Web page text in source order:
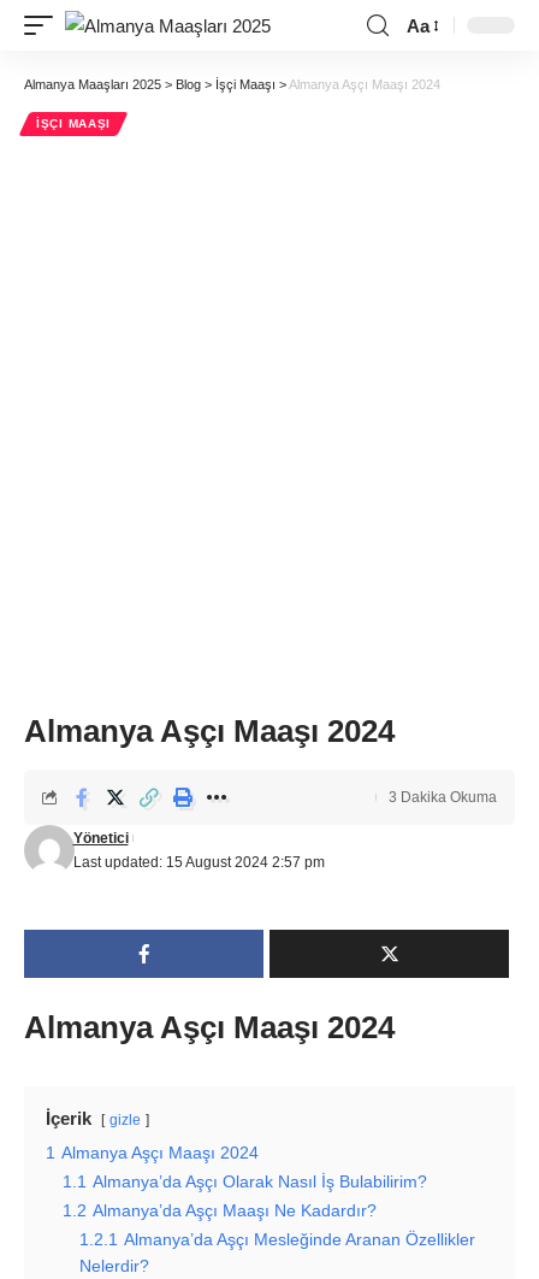
Aa
Almanya Maaşları 2025 > Blog > İşçi Maaşı >Almanya Aşçı Maaşı 2024
İŞÇI MAAŞI
Almanya Aşçı Maaşı 2024
Last updated: 15 August 2024 2:57 pm
Yönetici
3 Dakika Okuma
Almanya Aşçı Maaşı 2024
İçerik gizle
1 Almanya Aşçı Maaşı 2024
1.1 Almanya’da Aşçı Olarak Nasıl İş Bulabilirim?
1.2 Almanya’da Aşçı Maaşı Ne Kadardır?
1.2.1 Almanya’da Aşçı Mesleğinde Aranan Özellikler
Nelerdir?